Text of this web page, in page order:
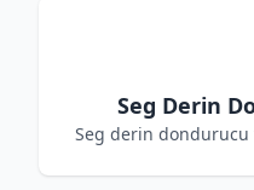
Seg Derin
Seg derin dondurucu